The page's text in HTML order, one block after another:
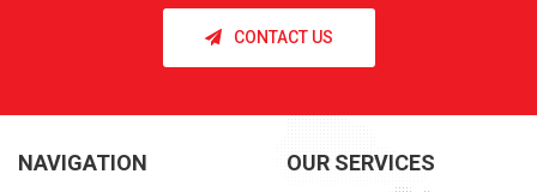
CONTACT US
NAVIGATION OUR SERVICES